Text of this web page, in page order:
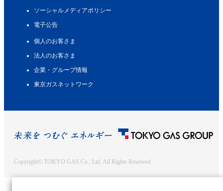
ソーシャルメディアポリシー
電子公告
個人のお客さま
法人のお客さま
企業・グループ情報
東京ガスネットワーク
Copyright© TOKYO GAS Co., Ltd. All Rights Reserved.